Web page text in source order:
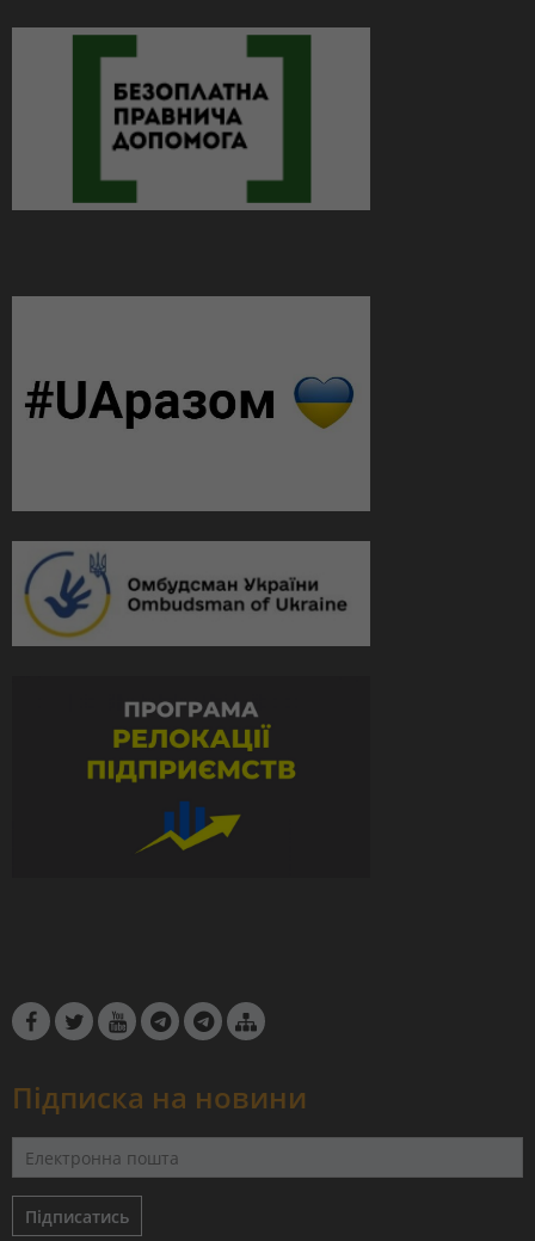
Підписка на новини
Підписатись